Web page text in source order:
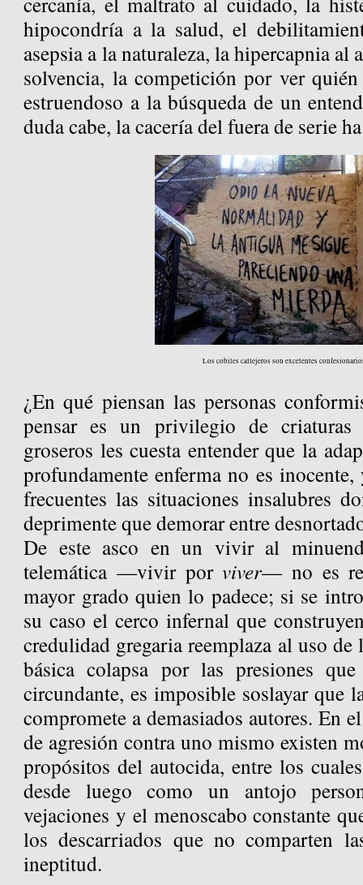
hipocondría a la salud, el
asepsia a la naturaleza, la hipercapnia al
solvencia, la competición por ver
estruendoso a la búsqueda de un
duda cabe, la cacería del fuera de serie
Los cobiles callejeros son excelentes
¿En qué piensan las personas
pensar es un privilegio de criaturas
groseros les cuesta entender que la
profundamente enferma no es
frecuentes las situaciones insalubres
deprimente que demorar entre
De este asco en un vivir al
telemática —vivir porviver— no es
mayor grado quien lo padece; si se
su caso el cerco infernal que
credulidad gregaria reemplaza al uso
básica colapsa por las presiones
circundante, es imposible soslayar que
compromete a demasiados autores. En
de agresión contra uno mismo existen
propósitos del autocida, entre los
desde luego como un antojo
vejaciones y el menoscabo constante
los descarriados que no comparten
ineptitud.